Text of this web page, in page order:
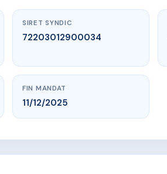
SIRET SYNDIC
72203012900034
FIN MANDAT
11/12/2025